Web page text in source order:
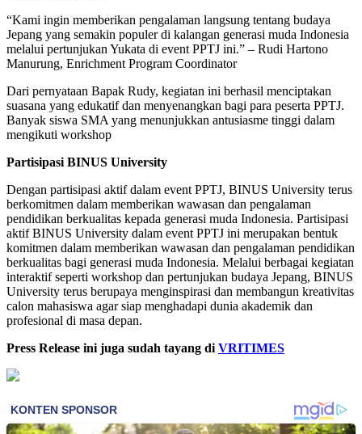
“Kami ingin memberikan pengalaman langsung tentang budaya
Jepang yang semakin populer di kalangan generasi muda Indonesia
melalui pertunjukan Yukata di event PPTJ ini.” – Rudi Hartono
Manurung, Enrichment Program Coordinator
Dari pernyataan Bapak Rudy, kegiatan ini berhasil menciptakan
suasana yang edukatif dan menyenangkan bagi para peserta PPTJ.
Banyak siswa SMA yang menunjukkan antusiasme tinggi dalam
mengikuti workshop
Partisipasi BINUS University
Dengan partisipasi aktif dalam event PPTJ, BINUS University terus
berkomitmen dalam memberikan wawasan dan pengalaman
pendidikan berkualitas kepada generasi muda Indonesia. Partisipasi
aktif BINUS University dalam event PPTJ ini merupakan bentuk
komitmen dalam memberikan wawasan dan pengalaman pendidikan
berkualitas bagi generasi muda Indonesia. Melalui berbagai kegiatan
interaktif seperti workshop dan pertunjukan budaya Jepang, BINUS
University terus berupaya menginspirasi dan membangun kreativitas
calon mahasiswa agar siap menghadapi dunia akademik dan
profesional di masa depan.
Press Release ini juga sudah tayang di VRITIMES